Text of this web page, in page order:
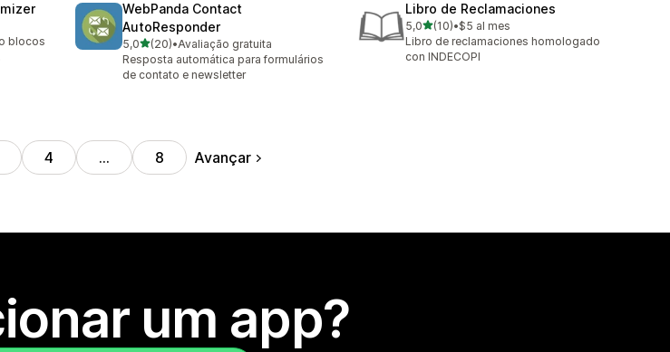
blocos
WebPanda Contact
AutoResponder
5,0de 5 estrelas
(20)
20 avaliações ao todo
•Avaliação gratuita
Resposta automática para formulários
de contato e newsletter
Libro de Reclamaciones
5,0de 5 estrelas
(10)
10 avaliações ao todo
•$5 al mes
Libro de reclamaciones homologado
con INDECOPI
4 … 8 Avançar
um app?